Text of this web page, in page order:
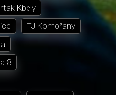
Kbely
TJ Komořany
8